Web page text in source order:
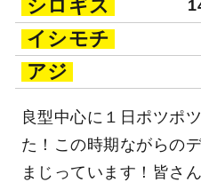
シロギス
イシモチ
アジ
良型中心に１日ポツポ
た！この時期ながらの
まじっています！皆さ